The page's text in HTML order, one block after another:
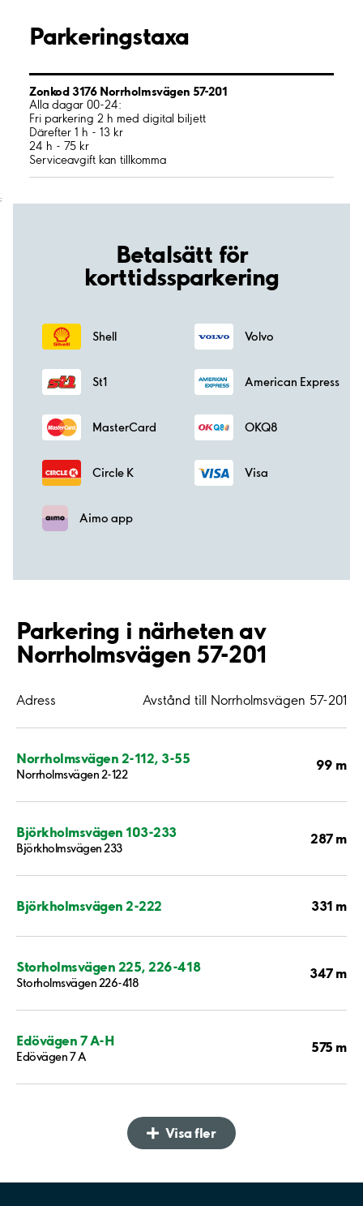
Parkeringstaxa
Zonkod 3176 Norrholmsvägen 57-201
Alla dagar 00-24:
Fri parkering 2 h med digital biljett
Därefter 1 h - 13 kr
24 h - 75 kr
Serviceavgift kan tillkomma
;
Betalsätt för
korttidssparkering
Shell Volvo
St1 American Express
MasterCard OKQ8
Circle K Visa
Aimo app
Parkering i närheten av
Norrholmsvägen 57-201
Adress Avstånd till Norrholmsvägen 57-201
Norrholmsvägen 2-112, 3-55
Norrholmsvägen 2-122
99 m
Björkholmsvägen 103-233
Björkholmsvägen 233
287 m
Björkholmsvägen 2-222 331 m
Storholmsvägen 225, 226-418
Storholmsvägen 226-418
347 m
Edövägen 7 A-H
Edövägen 7 A
575 m
Visa fler